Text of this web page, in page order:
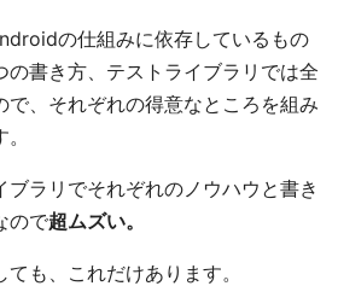
の仕組みに依存しているもの
の書き方、テストライブラリでは全
で、それぞれの得意なところを組み
ブラリでそれぞれのノウハウと書き
ので超ムズい。
も、これだけあります。